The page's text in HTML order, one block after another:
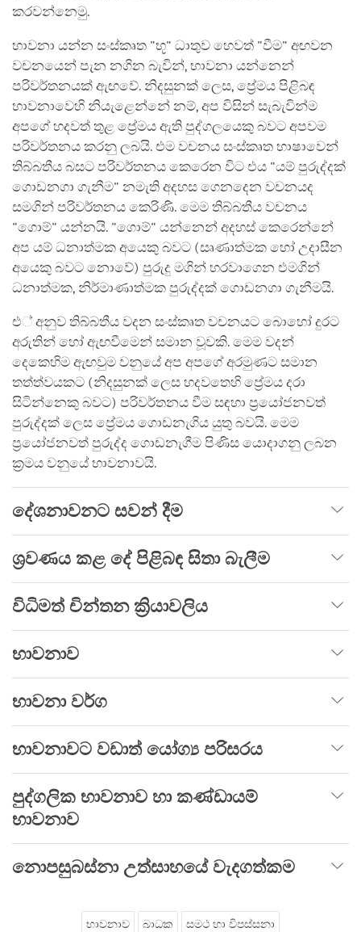
කරවන්නෙමු.
භාවනා යන්න සංස්කෘත "භූ" ධාතුව හෙවත් "වීම" අඟවන
වචනයෙන් පැන නගින බැවින්, භාවනා යන්නෙන්
පරිවර්තනයක් ඇඟවේ. නිදසුනක් ලෙස, ප්‍රේමය පිළිබඳ
භාවනාවෙහි නියැළෙන්නේ නම්, අප විසින් සැබැවින්ම
අපගේ හදවත් තුළ ප්‍රේමය ඇති පුද්ගලයෙකු බවට අපවම
පරිවර්තනය කරනු ලබයි. එම වචනය සංස්කෘත භාෂාවෙන්
තිබ්බතීය බසට පරිවර්තනය කෙරෙන විට එය "යම් පුරුද්දක්
ගොඩනගා ගැනීම" නමැති අදහස ගෙනදෙන වචනයද
සමගින් පරිවර්තනය කෙරිණි. මෙම තිබ්බතීය වචනය
"ගොම්" යන්නයි. "ගොම්" යන්නෙන් අදහස් කෙරෙන්නේ
අප යම් ධනාත්මක අයෙකු බවට (සෘණාත්මක හෝ උදාසීන
අයෙකු බවට නොවේ) පුරුදු මගින් හරවාගෙන එමගින්
ධනාත්මක, නිර්මාණාත්මක පුරුද්දක් ගොඩනගා ගැනීමයි.
එ් අනුව තිබ්බතීය වදන සංස්කෘත වචනයට බොහෝ දුරට
අරුතින් හෝ ඇඟවීමෙන් සමාන වූවකි. මෙම වදන්
දෙකෙහිම ඇඟවුම වනුයේ අප අපගේ අරමුණට සමාන
තත්ත්වයකට (නිදසුනක් ලෙස හදවතෙහි ප්‍රේමය දරා
සිටින්නෙකු බවට) පරිවර්තනය වීම සඳහා ප්‍රයෝජනවත්
පුරුද්දක් ලෙස ප්‍රේමය ගොඩනැගිය යුතු බවයි. මෙම
ප්‍රයෝජනවත් පුරුද්ද ගොඩනැගීම පිණිස යොදාගනු ලබන
ක්‍රමය වනුයේ භාවනාවයි.
දේශනාවනට සවන් දීම
ශ්‍රවණය කළ දේ පිළිබඳ සිතා බැලීම
විධිමත් චින්තන ක්‍රියාවලිය
භාවනාව
භාවනා වර්ග
භාවනාවට වඩාත් යෝග්‍ය පරිසරය
පුද්ගලික භාවනාව හා කණ්ඩායම්
භාවනාව
නොපසුබස්නා උත්සාහයේ වැදගත්කම
භාවනාව බාධක සමථ හා විපස්සනා